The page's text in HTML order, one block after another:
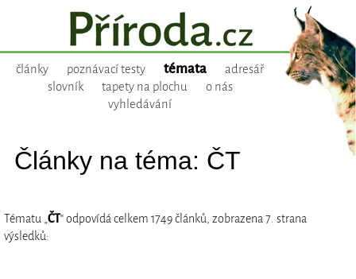
články poznávací testy témata
adresář
slovník
tapety na plochu
o nás
vyhledávání
Články na téma: ČT
Tématu „ČT“ odpovídá celkem 1749 článků, zobrazena 7. strana
výsledků: